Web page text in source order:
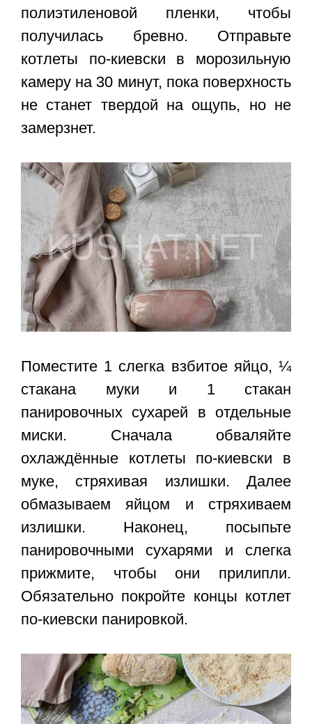
полиэтиленовой пленки, чтобы
получилась бревно. Отправьте
котлеты по-киевски в морозильную
камеру на 30 минут, пока поверхность
не станет твердой на ощупь, но не
замерзнет.
Поместите 1 слегка взбитое яйцо, ¼
стакана муки и 1 стакан
панировочных сухарей в отдельные
миски. Сначала обваляйте
охлаждённые котлеты по-киевски в
муке, стряхивая излишки. Далее
обмазываем яйцом и стряхиваем
излишки. Наконец, посыпьте
панировочными сухарями и слегка
прижмите, чтобы они прилипли.
Обязательно покройте концы котлет
по-киевски панировкой.